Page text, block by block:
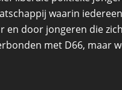
waarin
en door jongeren die
met D66, maar